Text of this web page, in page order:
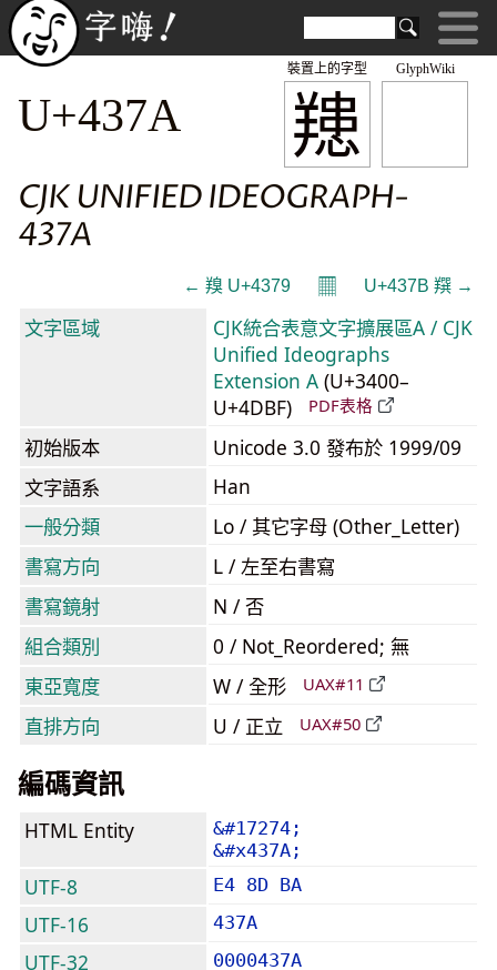
GlyphWiki
䍺
裝置上的字型
U+437A
CJK UNIFIED IDEOGRAPH-
437A
← 䍹 U+4379 𝄜 U+437B 䍻 →
文字區域
CJK統合表意文字擴展區A / CJK
Unified Ideographs
Extension A (U+3400–
U+4DBF)
PDF表格
初始版本
Unicode 3.0 發布於 1999/09
文字語系
Han
一般分類
Lo / 其它字母 (Other_Letter)
書寫方向
L / 左至右書寫
書寫鏡射
N / 否
組合類別
0 / Not_Reordered; 無
東亞寬度
W / 全形 UAX#11
直排方向 U / 正立 UAX#50
編碼資訊
HTML Entity
&#17274;
&#x437A;
UTF-8 E4 8D BA
UTF-16 437A
UTF-32 0000437A